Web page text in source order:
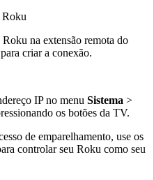
na extensão remota do
para criar a conexão.
IP no menu Sistema >
os botões da TV.
de emparelhamento, use os
controlar seu Roku como seu